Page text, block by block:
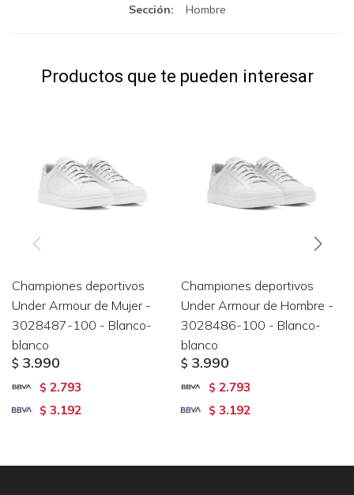
Sección
Hombre
Productos que te pueden interesar
Championes deportivos
Under Armour de Mujer -
3028487-100 - Blanco-
blanco
$ 3.990
$ 2.793
$ 3.192
Championes deportivos
Under Armour de Hombre -
3028486-100 - Blanco-
blanco
$ 3.990
$ 2.793
$ 3.192